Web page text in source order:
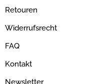
Retouren
Widerrufsrecht
FAQ
Kontakt
Newsletter